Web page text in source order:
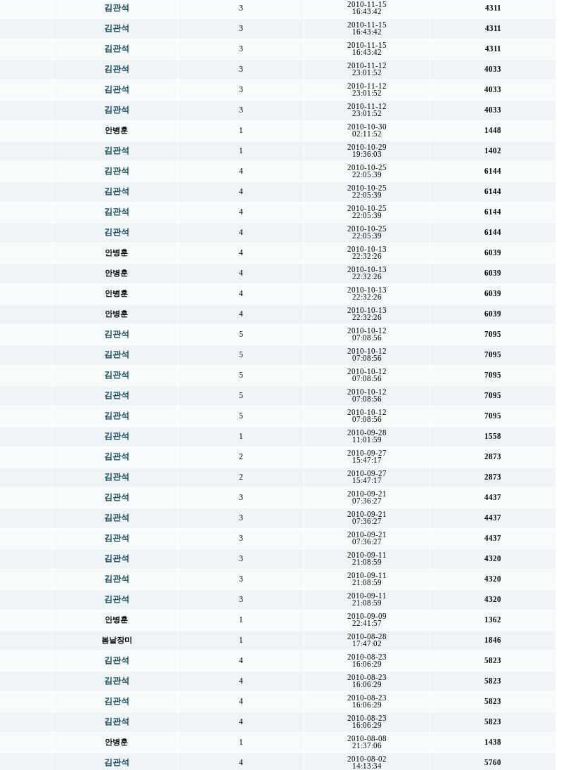
김관석 3
2010-11-15
16:43:42
4311
김관석 3
2010-11-15
16:43:42
4311
김관석 3
2010-11-15
16:43:42
4311
김관석 3
2010-11-12
23:01:52
4033
김관석 3
2010-11-12
23:01:52
4033
김관석 3
2010-11-12
23:01:52
4033
안병훈 1
2010-10-30
02:11:52
1448
김관석 1
2010-10-29
19:36:03
1402
김관석 4
2010-10-25
22:05:39
6144
김관석 4
2010-10-25
22:05:39
6144
김관석 4
2010-10-25
22:05:39
6144
김관석 4
2010-10-25
22:05:39
6144
안병훈 4
2010-10-13
22:32:26
6039
안병훈 4
2010-10-13
22:32:26
6039
안병훈 4
2010-10-13
22:32:26
6039
안병훈 4
2010-10-13
22:32:26
6039
김관석 5
2010-10-12
07:08:56
7095
김관석 5
2010-10-12
07:08:56
7095
김관석 5
2010-10-12
07:08:56
7095
김관석 5
2010-10-12
07:08:56
7095
김관석 5
2010-10-12
07:08:56
7095
김관석 1
2010-09-28
11:01:59
1558
김관석 2
2010-09-27
15:47:17
2873
김관석 2
2010-09-27
15:47:17
2873
김관석 3
2010-09-21
07:36:27
4437
김관석 3
2010-09-21
07:36:27
4437
김관석 3
2010-09-21
07:36:27
4437
김관석 3
2010-09-11
21:08:59
4320
김관석 3
2010-09-11
21:08:59
4320
김관석 3
2010-09-11
21:08:59
4320
안병훈 1
2010-09-09
22:41:57
1362
봄날장미 1
2010-08-28
17:47:02
1846
김관석 4
2010-08-23
16:06:29
5823
김관석 4
2010-08-23
16:06:29
5823
김관석 4
2010-08-23
16:06:29
5823
김관석 4
2010-08-23
16:06:29
5823
안병훈 1
2010-08-08
21:37:06
1438
김관석 4
2010-08-02
14:13:34
5760